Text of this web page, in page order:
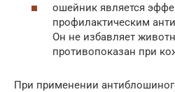
ошейник является
профилактическим
Он не избавляет
противопоказан при
При применении